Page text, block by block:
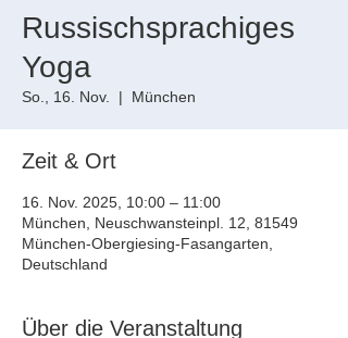
Russischsprachiges
Yoga
So., 16. Nov.
  |
München
Zeit & Ort
16. Nov. 2025, 10:00 – 11:00
München, Neuschwansteinpl. 12, 81549
München-Obergiesing-Fasangarten,
Deutschland
Über die Veranstaltung